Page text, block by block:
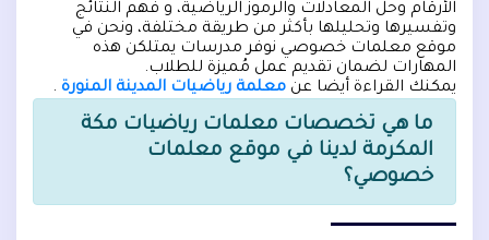
الأرقام وحل المعادلات والرموز الرياضية، و فهم النتائج
وتفسيرها وتحليلها بأكثر من طريقة مختلفة، ونحن في
موقع معلمات خصوصي نوفر مدرسات يمتلكن هذه
المهارات لضمان تقديم عمل مُميزة للطلاب.
يمكنك القراءة أيضا عن معلمة رياضيات المدينة المنورة .
ما هي تخصصات معلمات رياضيات مكة
المكرمة لدينا في موقع معلمات
خصوصي؟